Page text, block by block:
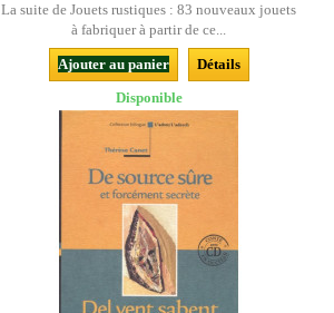
La suite de Jouets rustiques : 83 nouveaux jouets
à fabriquer à partir de ce...
Ajouter au panier
Détails
Disponible